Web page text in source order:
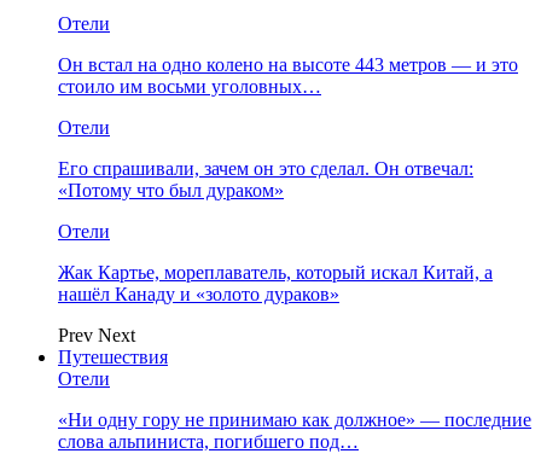
Отели
Он встал на одно колено на высоте 443 метров — и это
стоило им восьми уголовных…
Отели
Его спрашивали, зачем он это сделал. Он отвечал:
«Потому что был дураком»
Отели
Жак Картье, мореплаватель, который искал Китай, а
нашёл Канаду и «золото дураков»
Prev Next
Путешествия
Отели
«Ни одну гору не принимаю как должное» — последние
слова альпиниста, погибшего под…